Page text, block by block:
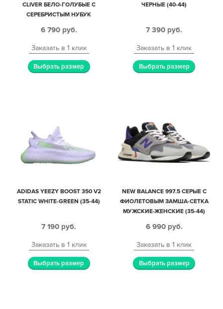
CLIVER БЕЛО-ГОЛУБЫЕ С
СЕРЕБРИСТЫМ НУБУК
6 790 руб.
Заказать в 1 клик
Выбрать размер
ЧЕРНЫЕ (40-44)
7 390 руб.
Заказать в 1 клик
Выбрать размер
ADIDAS YEEZY BOOST 350 V2
STATIC WHITE-GREEN (35-44)
7 190 руб.
Заказать в 1 клик
Выбрать размер
NEW BALANCE 997.5 СЕРЫЕ С
ФИОЛЕТОВЫМ ЗАМША-СЕТКА
МУЖСКИЕ-ЖЕНСКИЕ (35-44)
6 990 руб.
Заказать в 1 клик
Выбрать размер